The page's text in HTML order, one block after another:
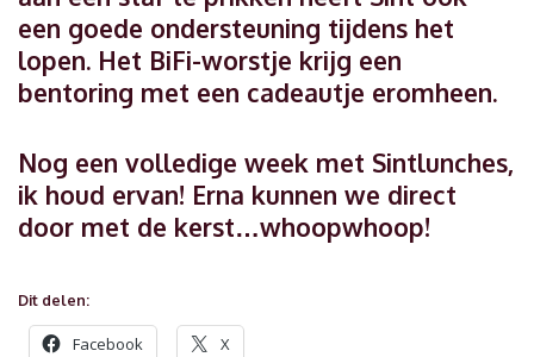
een goede ondersteuning tijdens het
lopen. Het BiFi-worstje krijg een
bentoring met een cadeautje eromheen.
Nog een volledige week met Sintlunches,
ik houd ervan! Erna kunnen we direct
door met de kerst…whoopwhoop!
Dit delen:
Facebook X